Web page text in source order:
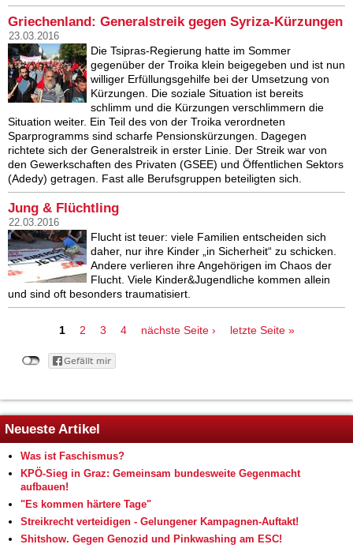
Griechenland: Generalstreik gegen Syriza-Kürzungen
23.03.2016
Die Tsipras-Regierung hatte im Sommer
gegenüber der Troika klein beigegeben und ist nun
williger Erfüllungsgehilfe bei der Umsetzung von
Kürzungen. Die soziale Situation ist bereits
schlimm und die Kürzungen verschlimmern die
Situation weiter. Ein Teil des von der Troika verordneten
Sparprogramms sind scharfe Pensionskürzungen. Dagegen
richtete sich der Generalstreik in erster Linie. Der Streik war von
den Gewerkschaften des Privaten (GSEE) und Öffentlichen Sektors
(Adedy) getragen. Fast alle Berufsgruppen beteiligten sich.
Jung & Flüchtling
22.03.2016
Flucht ist teuer: viele Familien entscheiden sich
daher, nur ihre Kinder „in Sicherheit“ zu schicken.
Andere verlieren ihre Angehörigen im Chaos der
Flucht. Viele Kinder&Jugendliche kommen allein
und sind oft besonders traumatisiert.
1 2 3 4 nächste Seite › letzte Seite »
Neueste Artikel
Was ist Faschismus?
KPÖ-Sieg in Graz: Gemeinsam bundesweite Gegenmacht
aufbauen!
"Es kommen härtere Tage"
Streikrecht verteidigen - Gelungener Kampagnen-Auftakt!
Shitshow. Gegen Genozid und Pinkwashing am ESC!